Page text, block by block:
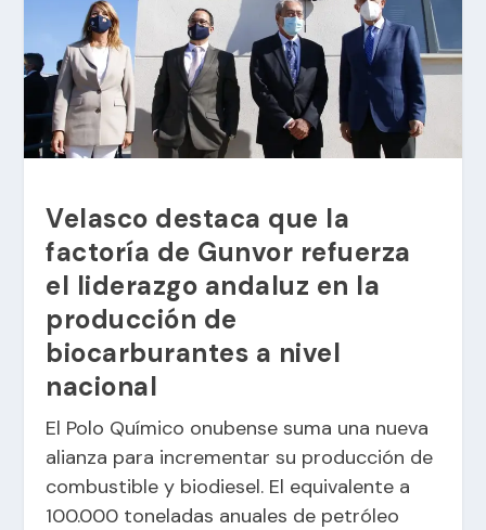
Velasco destaca que la
factoría de Gunvor refuerza
el liderazgo andaluz en la
producción de
biocarburantes a nivel
nacional
El Polo Químico onubense suma una nueva
alianza para incrementar su producción de
combustible y biodiesel. El equivalente a
100.000 toneladas anuales de petróleo